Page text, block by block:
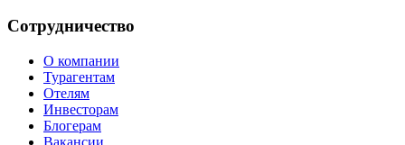
Сотрудничество
О компании
Турагентам
Отелям
Инвесторам
Блогерам
Вакансии